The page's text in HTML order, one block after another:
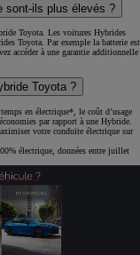
sont-ils plus élevés ?
Toyota. Les voitures Hybrides
Toyota. Par exemple la batterie est
accéder à une garantie additionnelle
Toyota ?
en électrique*, le coût d’usage
par rapport à une Hybride.
votre conduite électrique sur
électrique, données entre juillet